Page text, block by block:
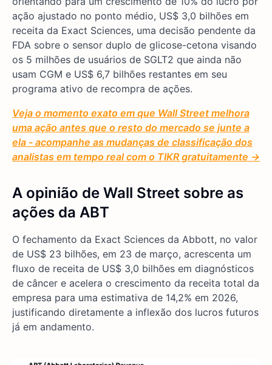
ação ajustado no ponto médio, US$ 3,0 bilhões em
receita da Exact Sciences, uma decisão pendente da
FDA sobre o sensor duplo de glicose-cetona visando
os 5 milhões de usuários de SGLT2 que ainda não
usam CGM e US$ 6,7 bilhões restantes em seu
programa ativo de recompra de ações.
Veja o momento exato em que Wall Street melhora
uma ação antes que o resto do mercado se junte a
ela - acompanhe as mudanças de classificação dos
analistas em tempo real com o TIKR gratuitamente →
A opinião de Wall Street sobre as
ações da ABT
O fechamento da Exact Sciences da Abbott, no valor
de US$ 23 bilhões, em 23 de março, acrescenta um
fluxo de receita de US$ 3,0 bilhões em diagnósticos
de câncer e acelera o crescimento da receita total da
empresa para uma estimativa de 14,2% em 2026,
justificando diretamente a inflexão dos lucros futuros
já em andamento.